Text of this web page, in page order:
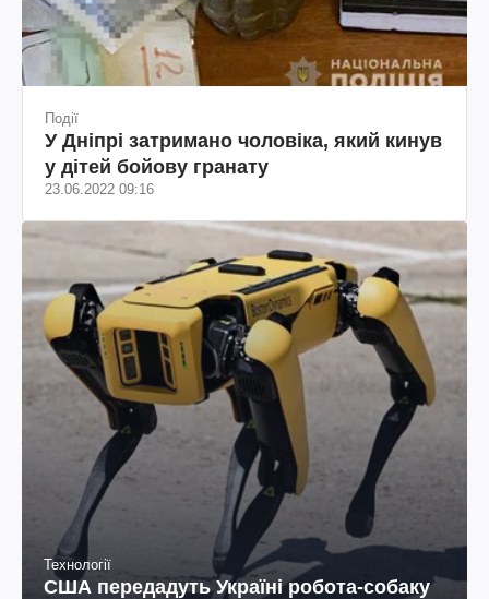
Події
У Дніпрі затримано чоловіка, який кинув
у дітей бойову гранату
23.06.2022 09:16
Технології
США передадуть Україні робота-собаку